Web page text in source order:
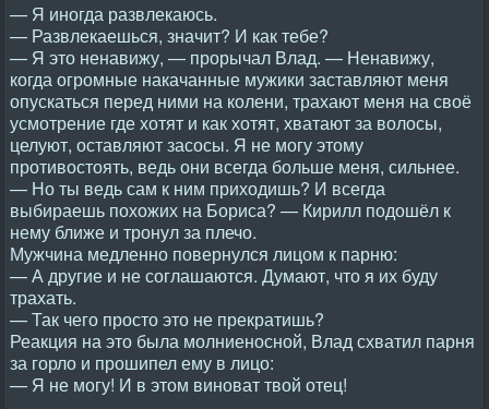
— Я иногда развлекаюсь.
— Развлекаешься, значит? И как тебе?
— Я это ненавижу, — прорычал Влад. — Ненавижу,
когда огромные накачанные мужики заставляют меня
опускаться перед ними на колени, трахают меня на своё
усмотрение где хотят и как хотят, хватают за волосы,
целуют, оставляют засосы. Я не могу этому
противостоять, ведь они всегда больше меня, сильнее.
— Но ты ведь сам к ним приходишь? И всегда
выбираешь похожих на Бориса? — Кирилл подошёл к
нему ближе и тронул за плечо.
Мужчина медленно повернулся лицом к парню:
— А другие и не соглашаются. Думают, что я их буду
трахать.
— Так чего просто это не прекратишь?
Реакция на это была молниеносной, Влад схватил парня
за горло и прошипел ему в лицо:
— Я не могу! И в этом виноват твой отец!